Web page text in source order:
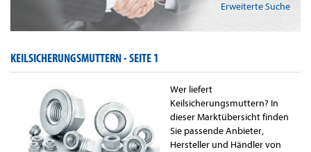
Erweiterte Suche
KEILSICHERUNGSMUTTERN -SEITE 1
Wer liefert
Keilsicherungsmuttern? In
dieser Marktübersicht finden
Sie passende Anbieter,
Hersteller und Händler von